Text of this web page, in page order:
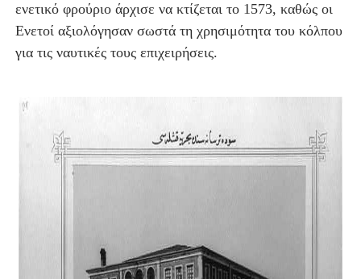
ενετικό φρούριο άρχισε να κτίζεται το 1573, καθώς οι
Ενετοί αξιολόγησαν σωστά τη χρησιμότητα του κόλπου
για τις ναυτικές τους επιχειρήσεις.